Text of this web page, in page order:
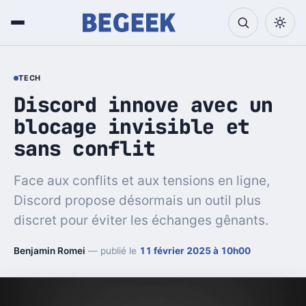
TECH
Discord innove avec un
blocage invisible et
sans conflit
Face aux conflits et aux tensions en ligne,
Discord propose désormais un outil plus
discret pour éviter les échanges gênants.
Benjamin Romei — publié le 11 février 2025 à 10h00